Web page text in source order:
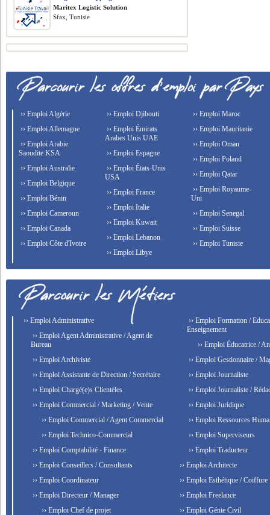
Maritex Logistic Solution
Sfax, Tunisie
›› Emploi Algérie
›› Emploi Allemagne
›› Emploi Arabie
Saoudite KSA
›› Emploi Australie
›› Emploi Belgique
›› Emploi Bénin
›› Emploi Cameroun
›› Emploi Canada
›› Emploi Côte d'Ivoire
›› Emploi Djibouti
›› Emploi Émirats
Arabes Unis UAE
›› Emploi Espagne
›› Emploi États-Unis
USA
›› Emploi France
›› Emploi Italie
›› Emploi Kuwait
›› Emploi Lebanon
›› Emploi Libye
›› Emploi Maroc
›› Emploi Mauritanie
›› Emploi Oman
›› Emploi Poland
›› Emploi Qatar
›› Emploi Royaume-
Uni
›› Emploi Senegal
›› Emploi Suisse
›› Emploi Tunisie
›› Emploi Administrative
›› Emploi Agent Administrative / Agent de
Bureau
›› Emploi Archiviste
›› Emploi Assistante de Direction / Secrétaire
›› Emploi Chargé(e)s Clientèles
›› Emploi Commercial / Marketing / Vente
›› Emploi Commercial / Agent Commercial
›› Emploi Technico-Commercial
›› Emploi Comptabilité - Finance
›› Emploi Conseillers / Consultants
›› Emploi Coordinateur
›› Emploi Directeur / Manager
›› Emploi Chef de projet
›› Emploi Formation /
Enseignement
›› Emploi Éducatrice /
›› Emploi Gestionnaire /
›› Emploi Journaliste
›› Emploi Journaliste /
›› Emploi Juridique
›› Emploi Ressources
›› Emploi Superviseurs
›› Emploi Traducteur
›› Emploi Architecte
›› Emploi Esthétique / Coiffure
›› Emploi Freelance
›› Emploi Génie Civil